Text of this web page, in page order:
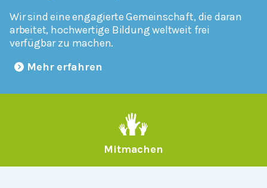
Wir sind eine engagierte Gemeinschaft, die daran
arbeitet, hochwertige Bildung weltweit frei
verfügbar zu machen.
Mehr erfahren
Mitmachen